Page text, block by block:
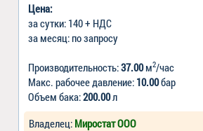
Цена:
за сутки: 140 + НДС
за месяц: по запросу
Производительность:37.00м2/час
Макс. рабочее давление: 10.00бар
Объем бака:200.00л
Владелец: Миростат ООО